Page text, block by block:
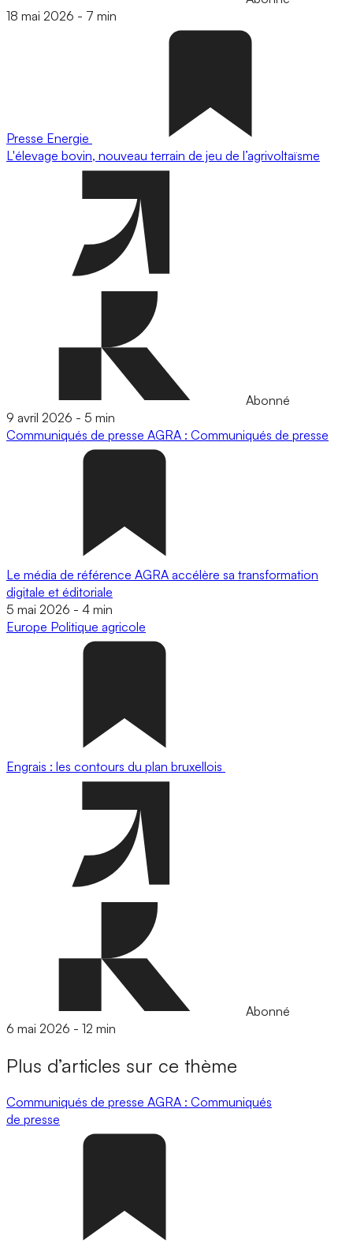
18 mai 2026 - 7 min
Presse Energie
L'élevage bovin, nouveau terrain de jeu de l’agrivoltaïsme
Abonné
9 avril 2026 - 5 min
Communiqués de presse AGRA : Communiqués de presse
Le média de référence AGRA accélère sa transformation
digitale et éditoriale
5 mai 2026 - 4 min
Europe Politique agricole
Engrais : les contours du plan bruxellois
Abonné
6 mai 2026 - 12 min
Plus d’articles sur ce thème
Communiqués de presse AGRA : Communiqués
de presse